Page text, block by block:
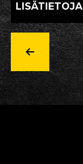
LISÄTIETOJA